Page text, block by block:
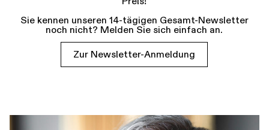
Sie kennen unseren 14-tägigen Gesamt-Newsletter
noch nicht? Melden Sie sich einfach an.
Zur Newsletter-Anmeldung